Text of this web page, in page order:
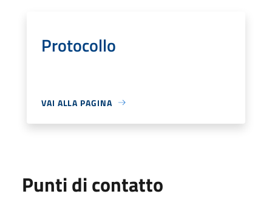
Protocollo
VAI ALLA PAGINA
Punti di contatto